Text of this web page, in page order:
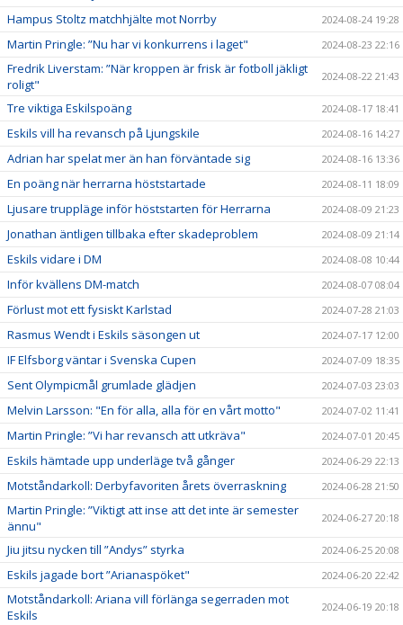
Hampus Stoltz matchhjälte mot Norrby 2024-08-24 19:28
Martin Pringle: ”Nu har vi konkurrens i laget" 2024-08-23 22:16
Fredrik Liverstam: ”När kroppen är frisk är fotboll jäkligt
roligt"
2024-08-22 21:43
Tre viktiga Eskilspoäng 2024-08-17 18:41
Eskils vill ha revansch på Ljungskile 2024-08-16 14:27
Adrian har spelat mer än han förväntade sig 2024-08-16 13:36
En poäng när herrarna höststartade 2024-08-11 18:09
Ljusare truppläge inför höststarten för Herrarna 2024-08-09 21:23
Jonathan äntligen tillbaka efter skadeproblem 2024-08-09 21:14
Eskils vidare i DM 2024-08-08 10:44
Inför kvällens DM-match 2024-08-07 08:04
Förlust mot ett fysiskt Karlstad 2024-07-28 21:03
Rasmus Wendt i Eskils säsongen ut 2024-07-17 12:00
IF Elfsborg väntar i Svenska Cupen 2024-07-09 18:35
Sent Olympicmål grumlade glädjen 2024-07-03 23:03
Melvin Larsson: "En för alla, alla för en vårt motto" 2024-07-02 11:41
Martin Pringle: ”Vi har revansch att utkräva" 2024-07-01 20:45
Eskils hämtade upp underläge två gånger 2024-06-29 22:13
Motståndarkoll: Derbyfavoriten årets överraskning 2024-06-28 21:50
Martin Pringle: ”Viktigt att inse att det inte är semester
ännu"
2024-06-27 20:18
Jiu jitsu nycken till ”Andys” styrka 2024-06-25 20:08
Eskils jagade bort ”Arianaspöket" 2024-06-20 22:42
Motståndarkoll: Ariana vill förlänga segerraden mot
Eskils
2024-06-19 20:18